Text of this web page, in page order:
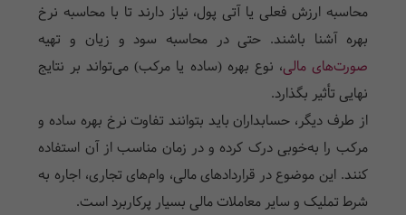
محاسبه ارزش فعلی یا آتی پول، نیاز دارند تا با محاسبه نرخ
بهره آشنا باشند. حتی در محاسبه سود و زیان و تهیه
صورت‌های مالی، نوع بهره (ساده یا مرکب) می‌تواند بر نتایج
نهایی تأثیر بگذارد.
از طرف دیگر، حسابداران باید بتوانند تفاوت نرخ بهره ساده و
مرکب را به‌خوبی درک کرده و در زمان مناسب از آن استفاده
کنند. این موضوع در قراردادهای مالی، وام‌های تجاری، اجاره به
شرط تملیک و سایر معاملات مالی بسیار پرکاربرد است.